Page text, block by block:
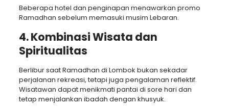
Beberapa hotel dan penginapan menawarkan promo
Ramadhan sebelum memasuki musim Lebaran.
4. Kombinasi Wisata dan
Spiritualitas
Berlibur saat Ramadhan di Lombok bukan sekadar
perjalanan rekreasi, tetapi juga pengalaman reflektif.
Wisatawan dapat menikmati pantai di sore hari dan
tetap menjalankan ibadah dengan khusyuk.